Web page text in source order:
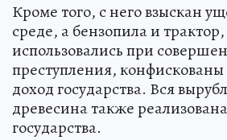
Кроме того, с него взыскан
среде, а бензопила и
использовались при
преступления,
доход государства. Вся
древесина также
государства.